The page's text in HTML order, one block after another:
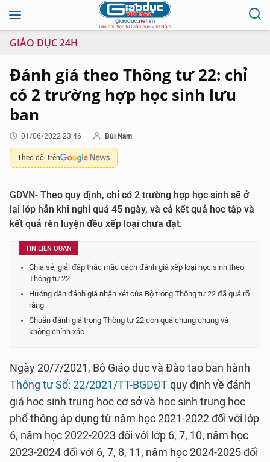
GIÁO DỤC 24H
Đánh giá theo Thông tư 22: chỉ
có 2 trường hợp học sinh lưu
ban
01/06/2022 23:46 Bùi Nam
Theo dõi trên
GDVN- Theo quy định, chỉ có 2 trường hợp học sinh sẽ ở
lại lớp hẳn khi nghỉ quá 45 ngày, và cả kết quả học tập và
kết quả rèn luyện đều xếp loại chưa đạt.
TIN LIÊN QUAN
Chia sẻ, giải đáp thắc mắc cách đánh giá xếp loại học sinh theo
Thông tư 22
Hướng dẫn đánh giá nhận xét của Bộ trong Thông tư 22 đã quá rõ
ràng
Chuẩn đánh giá trong Thông tư 22 còn quá chung chung và
không chính xác
Ngày 20/7/2021, Bộ Giáo dục và Đào tạo ban hành
Thông tư Số: 22/2021/TT-BGDĐTquy định về đánh
giá học sinh trung học cơ sở và học sinh trung học
phổ thông áp dụng từ năm học 2021-2022 đối với lớp
6; năm học 2022-2023 đối với lớp 6, 7, 10; năm học
2023-2024 đối với 6, 7, 8, 11; năm học 2024-2025 đối